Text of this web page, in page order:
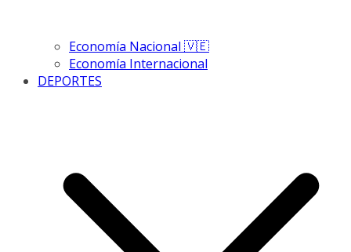
Economía Nacional 🇻🇪
Economía Internacional
DEPORTES